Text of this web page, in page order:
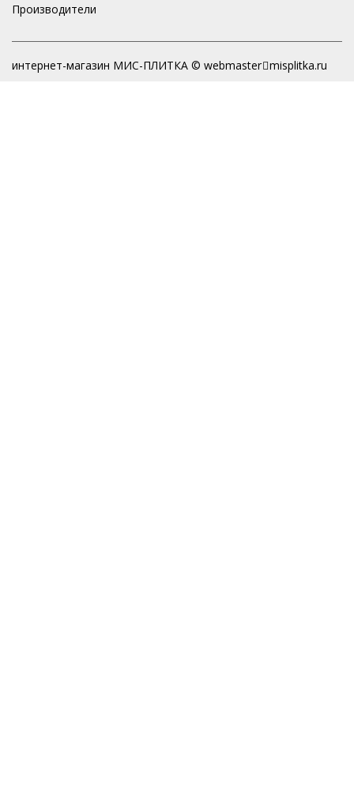
Производители
интернет-магазин МИС-ПЛИТКА © webmaster misplitka.ru